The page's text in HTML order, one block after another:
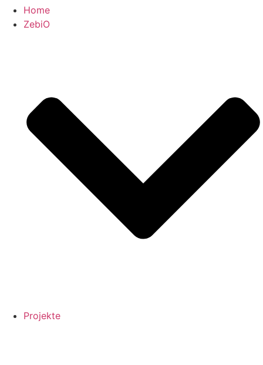
Home
ZebiO
Projekte